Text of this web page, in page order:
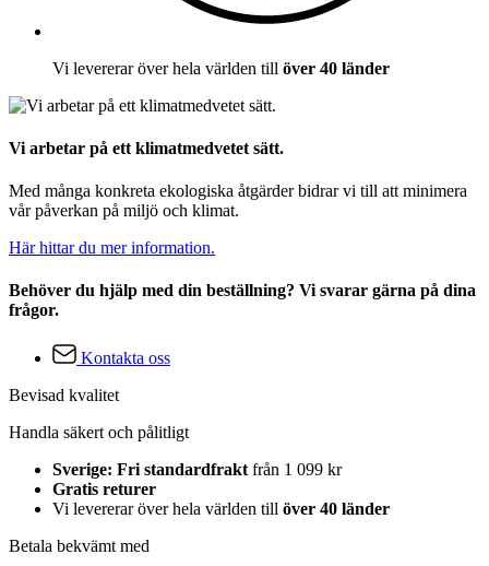
Vi levererar över hela världen till över 40 länder
Vi arbetar på ett klimatmedvetet sätt.
Med många konkreta ekologiska åtgärder bidrar vi till att minimera
vår påverkan på miljö och klimat.
Här hittar du mer information.
Behöver du hjälp med din beställning? Vi svarar gärna på dina
frågor.
Kontakta oss
Bevisad kvalitet
Handla säkert och pålitligt
Sverige: Fri standardfrakt från 1 099 kr
Gratis returer
Vi levererar över hela världen till över 40 länder
Betala bekvämt med